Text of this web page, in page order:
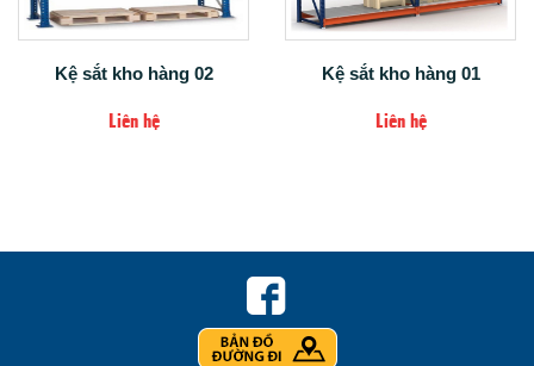
Kệ sắt kho hàng 02
Liên hệ
Kệ sắt kho hàng 01
Liên hệ